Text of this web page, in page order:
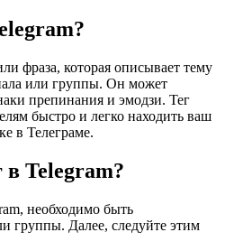
фраза, которая описывает тему
или группы. Он может
препинания и эмодзи. Тег
быстро и легко находить ваш
в Телеграме.
в Telegram?
необходимо быть
группы. Далее, следуйте этим